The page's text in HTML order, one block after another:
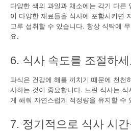
다양한 색의 과일과 채소에는 각기 다른
이 다양한 재료들을 식사에 포함시키면
고루 섭취할 수 있습니다. 항상 식탁에
요.
6. 식사 속도를 조절하
과식은 건강에 해를 끼치기 때문에 천천
사하는 것이 중요합니다. 느린 식사는
게 해줘 자연스럽게 적정량을 유지할 수
7. 정기적으로 식사 시